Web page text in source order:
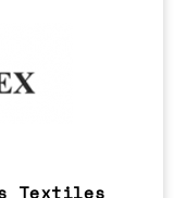
Textiles